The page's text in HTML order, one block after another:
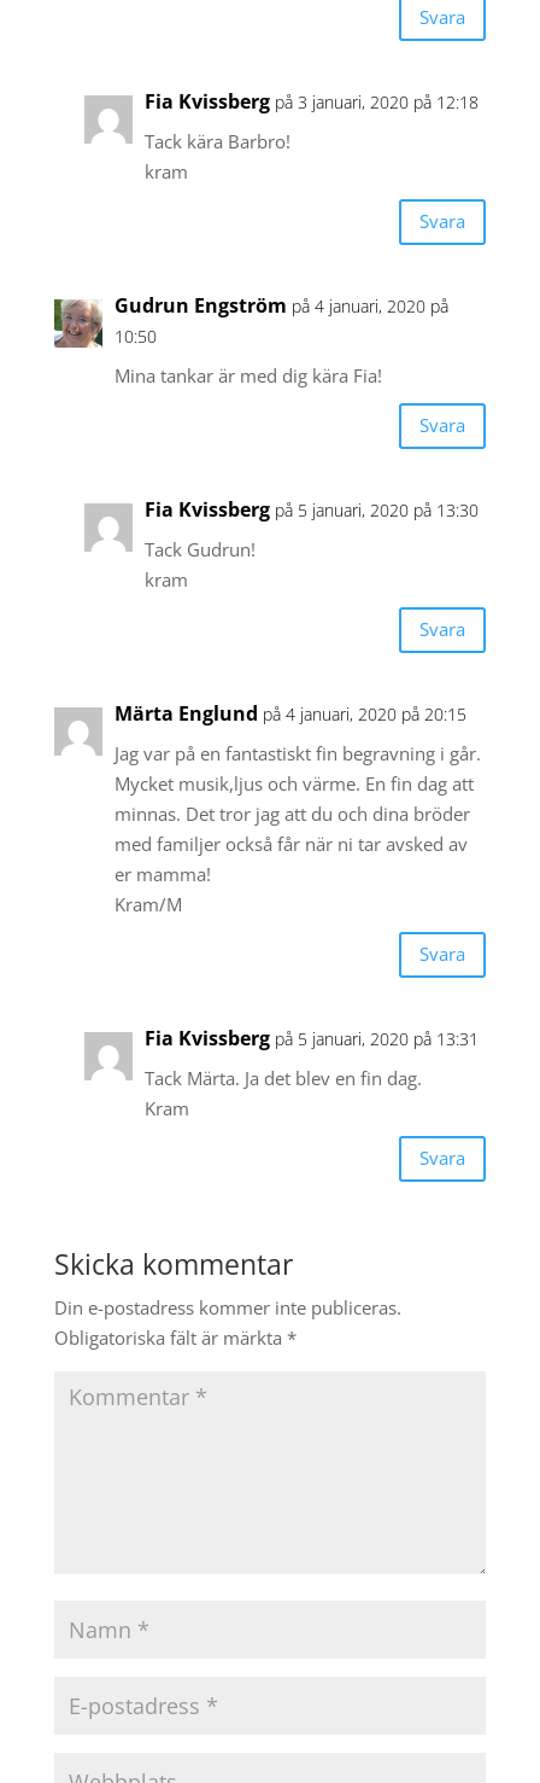
Svara
Fia Kvissberg på 3 januari, 2020 på 12:18
Tack kära Barbro!
kram
Svara
Gudrun Engström på 4 januari, 2020 på
10:50
Mina tankar är med dig kära Fia!
Svara
Fia Kvissberg på 5 januari, 2020 på 13:30
Tack Gudrun!
kram
Svara
Märta Englund på 4 januari, 2020 på 20:15
Jag var på en fantastiskt fin begravning i går.
Mycket musik,ljus och värme. En fin dag att
minnas. Det tror jag att du och dina bröder
med familjer också får när ni tar avsked av
er mamma!
Kram/M
Svara
Fia Kvissberg på 5 januari, 2020 på 13:31
Tack Märta. Ja det blev en fin dag.
Kram
Svara
Skicka kommentar
Din e-postadress kommer inte publiceras.
Obligatoriska fält är märkta *